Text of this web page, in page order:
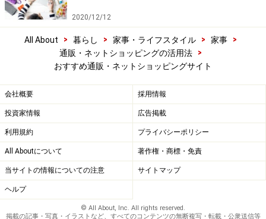
2020/12/12
All About > 暮らし > 家事・ライフスタイル > 家事
>
通販・ネットショッピングの活用法
>
おすすめ通販・ネットショッピングサイト
会社概要 採用情報
投資家情報 広告掲載
利用規約 プライバシーポリシー
All Aboutについて 著作権・商標・免責
当サイトの情報についての注意 サイトマップ
ヘルプ
© All About, Inc. All rights reserved.
掲載の記事・写真・イラストなど、すべてのコンテンツの無断複写・転載・公衆送信等